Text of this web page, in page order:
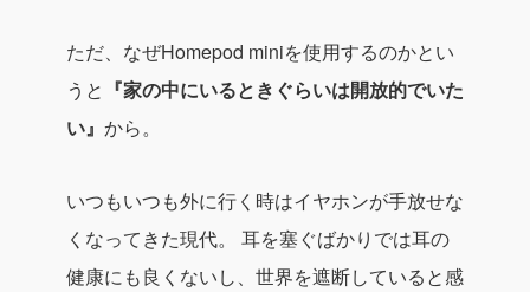
ただ、なぜHomepod miniを使用するのかとい
うと 『家の中にいるときぐらいは開放的でいた
い』 から。
いつもいつも外に行く時はイヤホンが手放せな
くなってきた現代。
耳を塞ぐばかりでは耳の
健康にも良くないし、世界を遮断していると感